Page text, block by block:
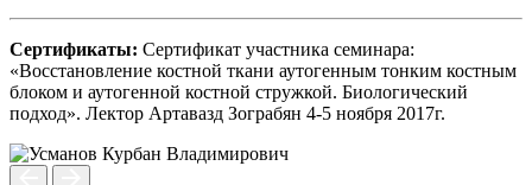
Сертификаты: Сертификат участника семинара:
«Восстановление костной ткани аутогенным тонким костным
блоком и аутогенной костной стружкой. Биологический
подход». Лектор Артавазд Зограбян 4-5 ноября 2017г.